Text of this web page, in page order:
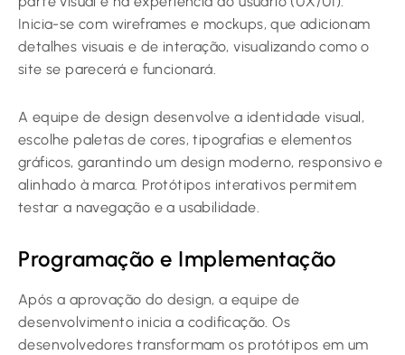
Inicia-se com wireframes e mockups, que adicionam
detalhes visuais e de interação, visualizando como o
site se parecerá e funcionará.
A equipe de design desenvolve a identidade visual,
escolhe paletas de cores, tipografias e elementos
gráficos, garantindo um design moderno, responsivo e
alinhado à marca. Protótipos interativos permitem
testar a navegação e a usabilidade.
Programação e Implementação
Após a aprovação do design, a equipe de
desenvolvimento inicia a codificação. Os
desenvolvedores transformam os protótipos em um